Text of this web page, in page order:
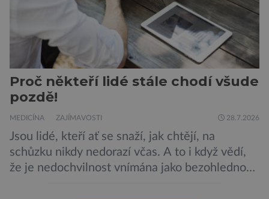
Proč někteří lidé stále chodí všude
pozdě!
MEDICÍNA ZAJÍMAVOSTI 28.7.2026
Jsou lidé, kteří ať se snaží, jak chtějí, na
schůzku nikdy nedorazí včas. A to i když vědí,
že je nedochvilnost vnímána jako bezohlednost